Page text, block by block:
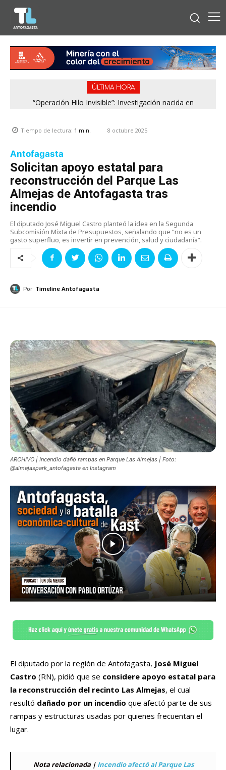
ÚLTIMA HORA
“Operación Hilo Invisible”: Investigación nacida en
Tiempo de lectura: 1 min. 8 octubre 2025
Antofagasta
Solicitan apoyo estatal para
reconstrucción del Parque Las
Almejas de Antofagasta tras
incendio
El diputado José Miguel Castro planteó la idea en la Segunda
Subcomisión Mixta de Presupuestos, señalando que “no es un
gasto superfluo, es invertir en prevención, salud y ciudadanía”.
Por Timeline Antofagasta
ARCHIVO | Incendio dañó rampas en Parque Las Almejas | Foto:
@almejaspark_antofagasta en Instagram
El diputado por la región de Antofagasta, José Miguel
Castro (RN), pidió que se considere apoyo estatal para
la reconstrucción del recinto Las Almejas, el cual
resultó dañado por un incendio que afectó parte de sus
rampas y estructuras usadas por quienes frecuentan el
lugar.
Nota relacionada | Incendio afectó al Parque Las